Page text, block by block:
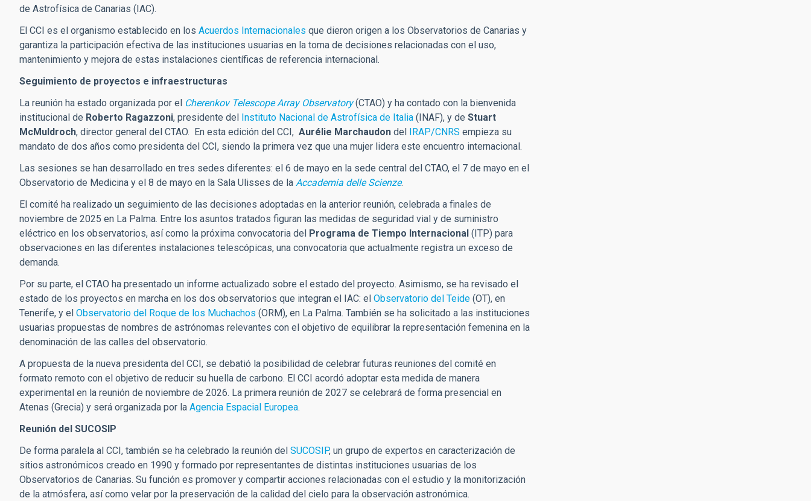
de Astrofísica de Canarias (IAC).
El CCI es el organismo establecido en los Acuerdos Internacionales que dieron origen a los Observatorios de Canarias y
garantiza la participación efectiva de las instituciones usuarias en la toma de decisiones relacionadas con el uso,
mantenimiento y mejora de estas instalaciones científicas de referencia internacional.
Seguimiento de proyectos e infraestructuras
La reunión ha estado organizada por el Cherenkov Telescope Array Observatory(CTAO) y ha contado con la bienvenida
institucional de Roberto Ragazzoni, presidente del Instituto Nacional de Astrofísica de Italia (INAF), y de Stuart
McMuldroch, director general del CTAO. En esta edición del CCI, Aurélie Marchaudon del IRAP/CNRS empieza su
mandato de dos años como presidenta del CCI, siendo la primera vez que una mujer lidera este encuentro internacional.
Las sesiones se han desarrollado en tres sedes diferentes: el 6 de mayo en la sede central del CTAO, el 7 de mayo en el
Observatorio de Medicina y el 8 de mayo en la Sala Ulisses de la Accademia delle Scienze.
El comité ha realizado un seguimiento de las decisiones adoptadas en la anterior reunión, celebrada a finales de
noviembre de 2025 en La Palma. Entre los asuntos tratados figuran las medidas de seguridad vial y de suministro
eléctrico en los observatorios, así como la próxima convocatoria del
Programa de Tiempo Internacional (ITP) para
observaciones en las diferentes instalaciones telescópicas, una convocatoria que actualmente registra un exceso de
demanda.
Por su parte, el CTAO ha presentado un informe actualizado sobre el estado del proyecto. Asimismo, se ha revisado el
estado de los proyectos en marcha en los dos observatorios que integran el IAC: el Observatorio del Teide (OT), en
Tenerife, y el Observatorio del Roque de los Muchachos (ORM), en La Palma. También se ha solicitado a las instituciones
usuarias propuestas de nombres de astrónomas relevantes con el objetivo de equilibrar la representación femenina en la
denominación de las calles del observatorio.
A propuesta de la nueva presidenta del CCI, se debatió la posibilidad de celebrar futuras reuniones del comité en
formato remoto con el objetivo de reducir su huella de carbono. El CCI acordó adoptar esta medida de manera
experimental en la reunión de noviembre de 2026. La primera reunión de 2027 se celebrará de forma presencial en
Atenas (Grecia) y será organizada por la Agencia Espacial Europea.
Reunión del SUCOSIP
De forma paralela al CCI, también se ha celebrado la reunión del SUCOSIP, un grupo de expertos en caracterización de
sitios astronómicos creado en 1990 y formado por representantes de distintas instituciones usuarias de los
Observatorios de Canarias. Su función es promover y compartir acciones relacionadas con el estudio y la monitorización
de la atmósfera, así como velar por la preservación de la calidad del cielo para la observación astronómica.